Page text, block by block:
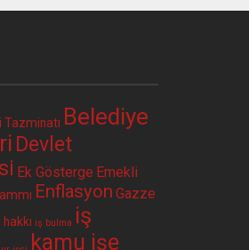
Belediye
Devlet
Ek Gösterge Emekli
Enflasyon Gazze
iş bulma iş
kamu işe